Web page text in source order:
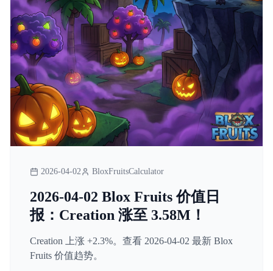
2026-04-02 BloxFruitsCalculator
2026-04-02 Blox Fruits 价值日
报：Creation 涨至 3.58M！
Creation 上涨 +2.3%。查看 2026-04-02 最新 Blox
Fruits 价值趋势。